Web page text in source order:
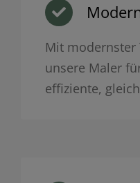
Mit modernster
unsere Maler
effiziente,